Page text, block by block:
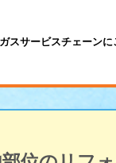
サービスチェーン